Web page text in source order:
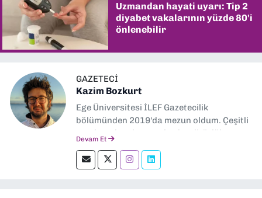
Uzmandan hayati uyarı: Tip 2
diyabet vakalarının yüzde 80'i
önlenebilir
GAZETECI
Kazim Bozkurt
Ege Üniversitesi İLEF Gazetecilik
bölümünden 2019'da mezun oldum. Çeşitli
yerel ve ulusal gazetelerde editörlük,
okumayı severim.
Devam Et